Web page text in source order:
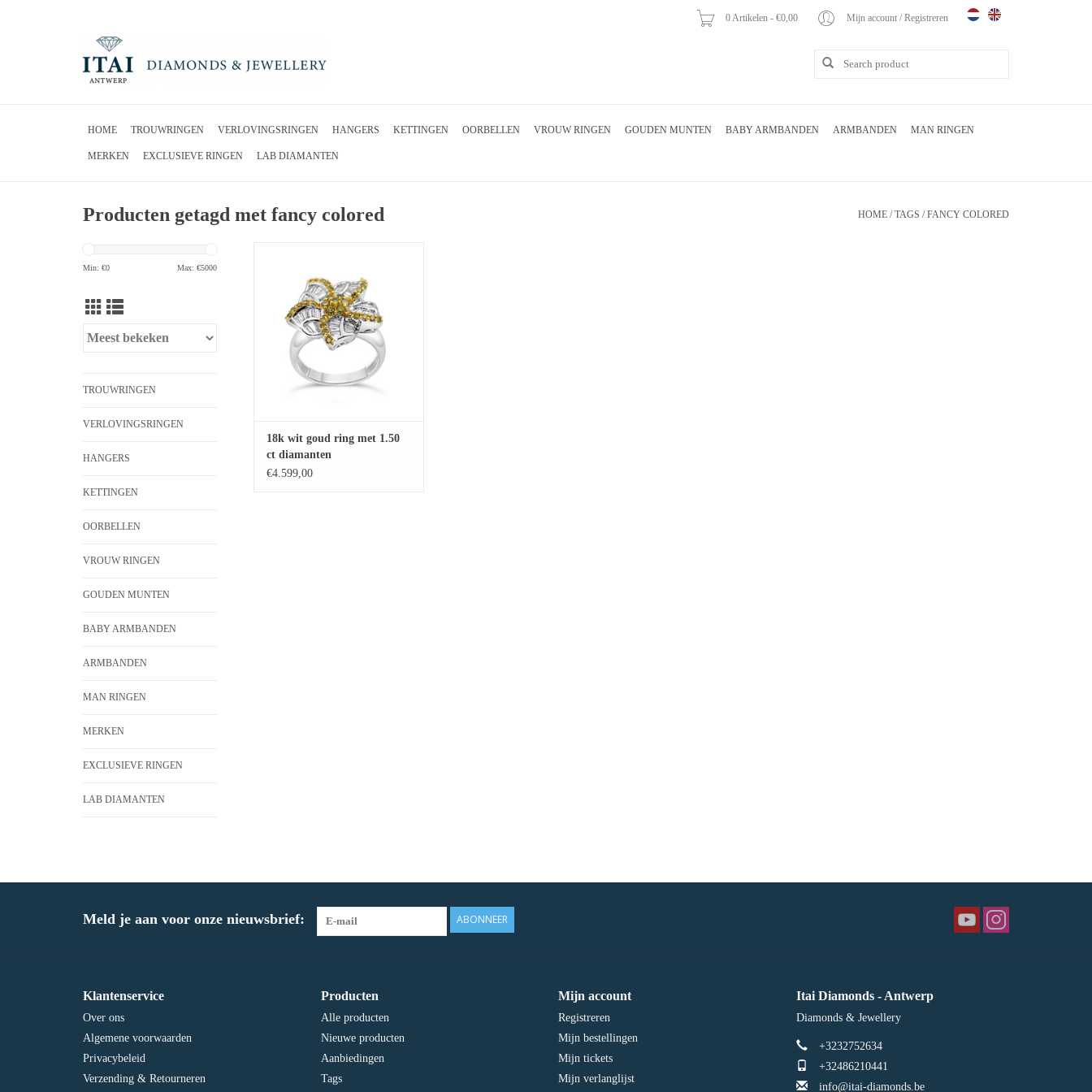
0 Artikelen - €0,00 Mijn account / Registreren
HOME TROUWRINGEN VERLOVINGSRINGEN HANGERS KETTINGEN OORBELLEN VROUW RINGEN GOUDEN MUNTEN BABY ARMBANDEN ARMBANDEN MAN RINGEN
MERKEN EXCLUSIEVE RINGEN LAB DIAMANTEN
Producten getagd met fancy colored HOME /TAGS /FANCY COLORED
Min: €0 Max: €5000
TROUWRINGEN
VERLOVINGSRINGEN
HANGERS
KETTINGEN
OORBELLEN
VROUW RINGEN
GOUDEN MUNTEN
BABY ARMBANDEN
ARMBANDEN
MAN RINGEN
MERKEN
EXCLUSIEVE RINGEN
LAB DIAMANTEN
TOEVOEGEN AAN
WINKELWAGEN
18k wit goud ring met 1.50
ct diamanten
€4.599,00
Meld je aan voor onze nieuwsbrief: ABONNEER
Klantenservice
Over ons
Algemene voorwaarden
Privacybeleid
Verzending & Retourneren
Producten
Alle producten
Nieuwe producten
Aanbiedingen
Tags
Mijn account
Registreren
Mijn bestellingen
Mijn tickets
Mijn verlanglijst
Itai Diamonds - Antwerp
Diamonds & Jewellery
+3232752634
+32486210441
info@itai-diamonds.be